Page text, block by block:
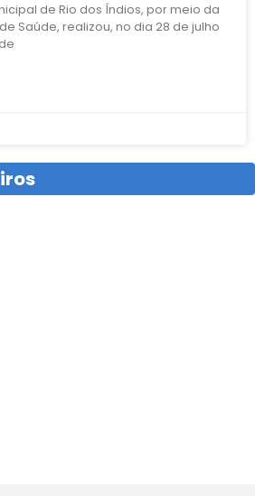
de Rio dos Índios, por meio da
Saúde, realizou, no dia 28 de julho